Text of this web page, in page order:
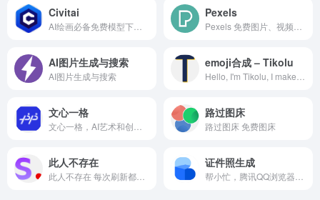
Civitai Pexels
AI图片生成与搜索
AI图片生成与搜索
emoji合成 – Tikolu
文心一格 路过图床
路过图床 免费图床
此人不存在 证件照生成